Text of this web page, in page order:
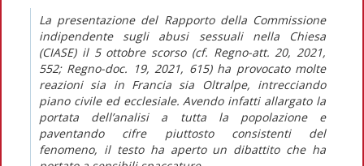
La presentazione del Rapporto della Commissione
indipendente sugli abusi sessuali nella Chiesa
(CIASE) il 5 ottobre scorso (cf. Regno-att. 20, 2021,
552; Regno-doc. 19, 2021, 615) ha provocato molte
reazioni sia in Francia sia Oltralpe, intrecciando
piano civile ed ecclesiale. Avendo infatti allargato la
portata dell’analisi a tutta la popolazione e
paventando cifre piuttosto consistenti del
fenomeno, il testo ha aperto un dibattito che ha